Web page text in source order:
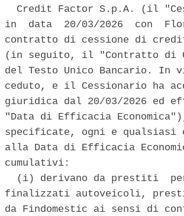
Credit Factor S.p.A. (il
in  data  20/03/2026  con
contratto di cessione di
(in seguito, il "Contratto di
del Testo Unico Bancario.
ceduto, e il Cessionario ha
giuridica dal 20/03/2026 ed
"Data di Efficacia
specificate, ogni e
alla Data di Efficacia
cumulativi:
(i) derivano da prestiti
finalizzati autoveicoli,
da Findomestic ai sensi di